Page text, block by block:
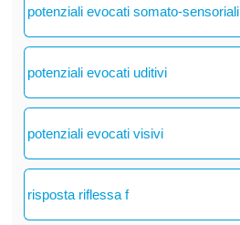
potenziali evocati somato-sensoriali
potenziali evocati uditivi
potenziali evocati visivi
risposta riflessa f